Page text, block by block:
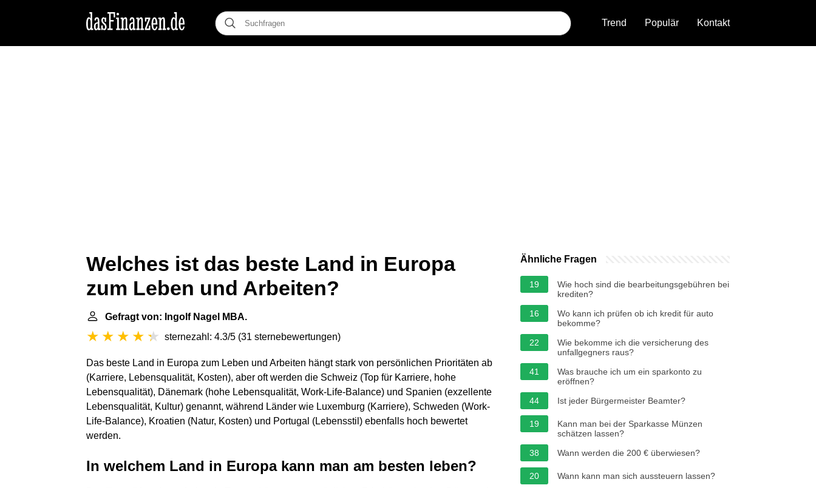
Trend Populär Kontakt
Welches ist das beste Land in Europa
zum Leben und Arbeiten?
Gefragt von: Ingolf Nagel MBA.
sternezahl: 4.3/5 (31 sternebewertungen)
Das beste Land in Europa zum Leben und Arbeiten hängt stark von persönlichen Prioritäten ab
(Karriere, Lebensqualität, Kosten), aber oft werden die Schweiz (Top für Karriere, hohe
Lebensqualität), Dänemark (hohe Lebensqualität, Work-Life-Balance) und Spanien (exzellente
Lebensqualität, Kultur) genannt, während Länder wie Luxemburg (Karriere), Schweden (Work-
Life-Balance), Kroatien (Natur, Kosten) und Portugal (Lebensstil) ebenfalls hoch bewertet
werden.
In welchem Land in Europa kann man am besten leben?
Ähnliche Fragen
19
Wie hoch sind die bearbeitungsgebühren bei
krediten?
16
Wo kann ich prüfen ob ich kredit für auto
bekomme?
22
Wie bekomme ich die versicherung des
unfallgegners raus?
41
Was brauche ich um ein sparkonto zu
eröffnen?
44
Ist jeder Bürgermeister Beamter?
19
Kann man bei der Sparkasse Münzen
schätzen lassen?
38
Wann werden die 200 € überwiesen?
20 Wann kann man sich aussteuern lassen?